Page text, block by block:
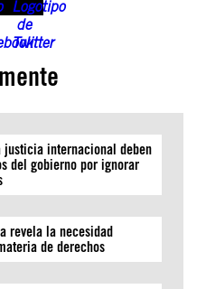
justicia internacional deben
del gobierno por ignorar
revela la necesidad
de derechos